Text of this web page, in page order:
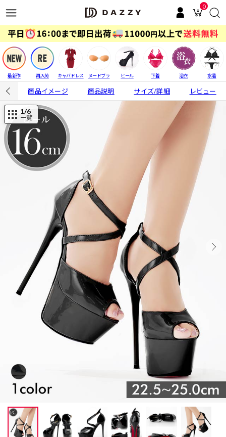
0
最新作 再入荷 キャバドレス ヌードブラ ヒール 下着 浴衣 水着
商品イメージ 商品説明 サイズ/詳細 レビュー
1/6
一覧